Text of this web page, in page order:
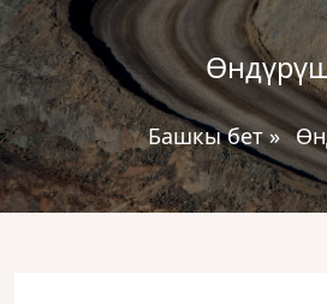
Башкы бет»